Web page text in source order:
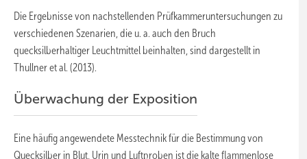
Die Ergebnisse von nachstellenden Prüfkammeruntersuchungen zu
verschiedenen Szenarien, die u. a. auch den Bruch
quecksilberhaltiger Leuchtmittel beinhalten, sind dargestellt in
Thullner et al. (2013).
Überwachung der Exposition
Eine häufig angewendete Messtechnik für die Bestimmung von
Quecksilber in Blut, Urin und Luftproben ist die kalte flammenlose